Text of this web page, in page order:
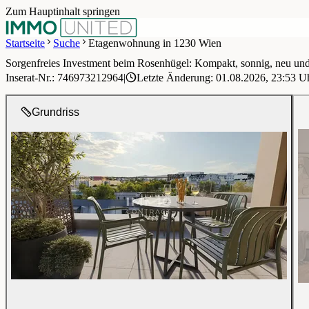
Zum Hauptinhalt springen
Startseite
Suche Etagenwohnung in 1230 Wien
1 / 11
Grundriss
Sorgenfreies Investment beim Rosenhügel: Kompakt, sonnig, neu
Inserat-Nr.: 746973212964| Letzte Änderung: 01.08.2026, 23:53